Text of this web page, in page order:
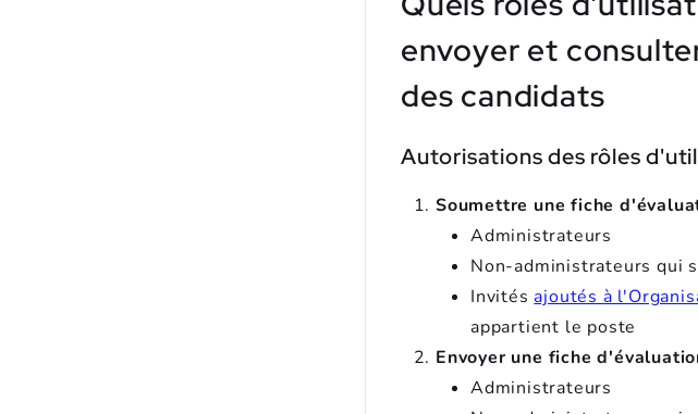
envoyer et
des candidats
Autorisations des rôles
Soumettre une fiche
Administrateurs
Non-administrateurs qui
Invités ajoutés à
appartient le poste
Envoyer une fiche
Administrateurs